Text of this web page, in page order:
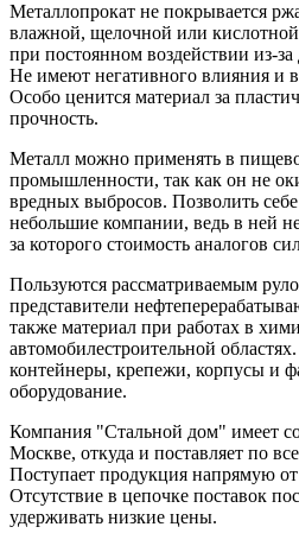
Металлопрокат не покрывается
влажной, щелочной или
при постоянном воздействии из-
Не имеют негативного влияния и
Особо ценится материал за
прочность.
Металл можно применять в
промышленности, так как он не
вредных выбросов. Позволить
небольшие компании, ведь в ней
за которого стоимость аналогов
Пользуются рассматриваемым
представители
также материал при работах в
автомобилестроительной
контейнеры, крепежи, корпусы и
оборудование.
Компания "Стальной дом" имеет
Москве, откуда и поставляет по
Поступает продукция напрямую от
Отсутствие в цепочке поставок
удерживать низкие цены.